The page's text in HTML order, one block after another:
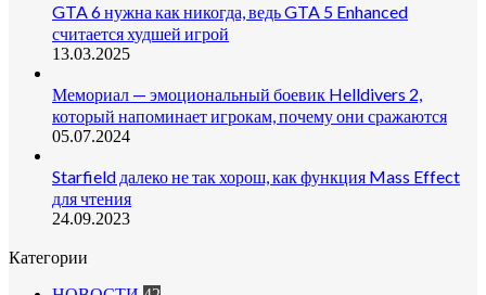
GTA 6 нужна как никогда, ведь GTA 5 Enhanced
считается худшей игрой
13.03.2025
Мемориал — эмоциональный боевик Helldivers 2,
который напоминает игрокам, почему они сражаются
05.07.2024
Starfield далеко не так хорош, как функция Mass Effect
для чтения
24.09.2023
Категории